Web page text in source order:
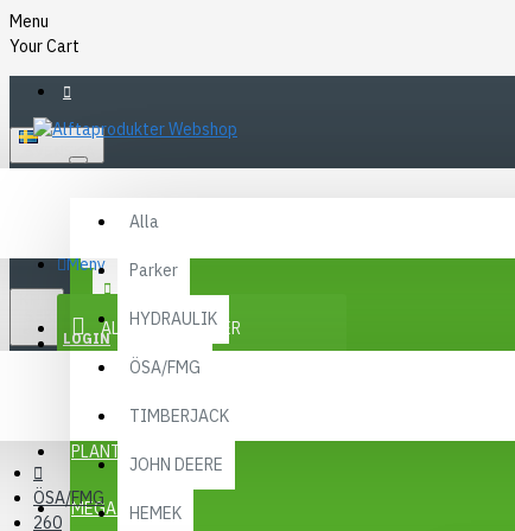
Menu
Your Cart
SEK
Alla
Parker
HYDRAULIK
ÖSA/FMG
TIMBERJACK
JOHN DEERE
HEMEK
KONTAKT
Meny
ALLA KATEGORIER
PLANTMA X
MEGA MENY
LOGIN
REGISTER
ÖSA/FMG
260